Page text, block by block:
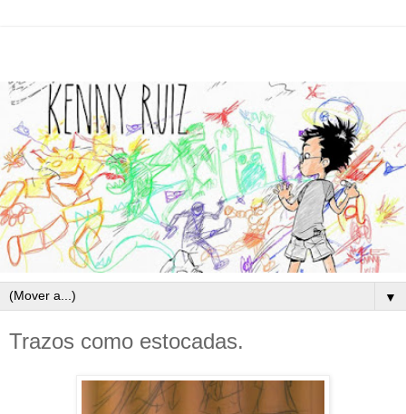
▼
Trazos como estocadas.